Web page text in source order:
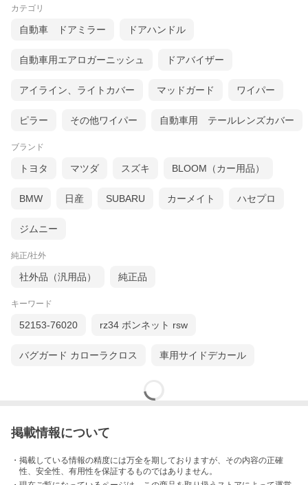
カテゴリ
自動車 ドアミラー ドアハンドル
自動車用エアロガーニッシュ ドアバイザー
アイライン、ライトカバー マッドガード ワイパー
ピラー その他ワイパー 自動車用 テールレンズカバー
ブランド
トヨタ マツダ スズキ BLOOM（カー用品）
BMW 日産 SUBARU カーメイト ハセプロ
ジムニー
純正/社外
社外品（汎用品） 純正品
キーワード
52153-76020 rz34 ボンネット rsw
バグガード カローラクロス 車用サイドデカール
掲載情報について
・掲載している情報の精度には万全を期しておりますが、その内容の正確
性、安全性、有用性を保証するものではありません。